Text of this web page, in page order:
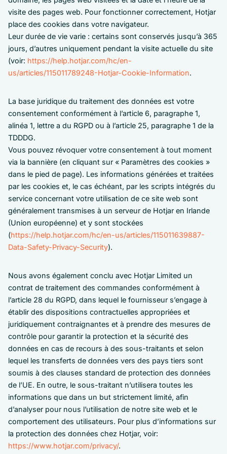
visite des pages web. Pour fonctionner correctement, Hotjar
place des cookies dans votre navigateur.
Leur durée de vie varie : certains sont conservés jusqu’à 365
jours, d’autres uniquement pendant la visite actuelle du site
(voir: https://help.hotjar.com/hc/en-
us/articles/115011789248-Hotjar-Cookie-Information.
La base juridique du traitement des données est votre
consentement conformément à l’article 6, paragraphe 1,
alinéa 1, lettre a du RGPD ou à l’article 25, paragraphe 1 de la
TDDDG.
Vous pouvez révoquer votre consentement à tout moment
via la bannière (en cliquant sur « Paramètres des cookies »
dans le pied de page). Les informations générées et traitées
par les cookies et, le cas échéant, par les scripts intégrés du
service concernant votre utilisation de ce site web sont
généralement transmises à un serveur de Hotjar en Irlande
(Union européenne) et y sont stockées
(https://help.hotjar.com/hc/en-us/articles/115011639887-
Data-Safety-Privacy-Security).
Nous avons également conclu avec Hotjar Limited un
contrat de traitement des commandes conformément à
l’article 28 du RGPD, dans lequel le fournisseur s’engage à
établir des dispositions contractuelles appropriées et
juridiquement contraignantes et à prendre des mesures de
contrôle pour garantir la protection et la sécurité des
données en cas de recours à des sous-traitants et selon
lequel les transferts de données vers des pays tiers sont
soumis à des clauses standard de protection des données
de l’UE. En outre, le sous-traitant n’utilisera toutes les
informations que dans un but strictement limité, afin
d’analyser pour nous l’utilisation de notre site web et le
comportement des utilisateurs. Pour plus d’informations sur
la protection des données chez Hotjar, voir:
https://www.hotjar.com/privacy/.